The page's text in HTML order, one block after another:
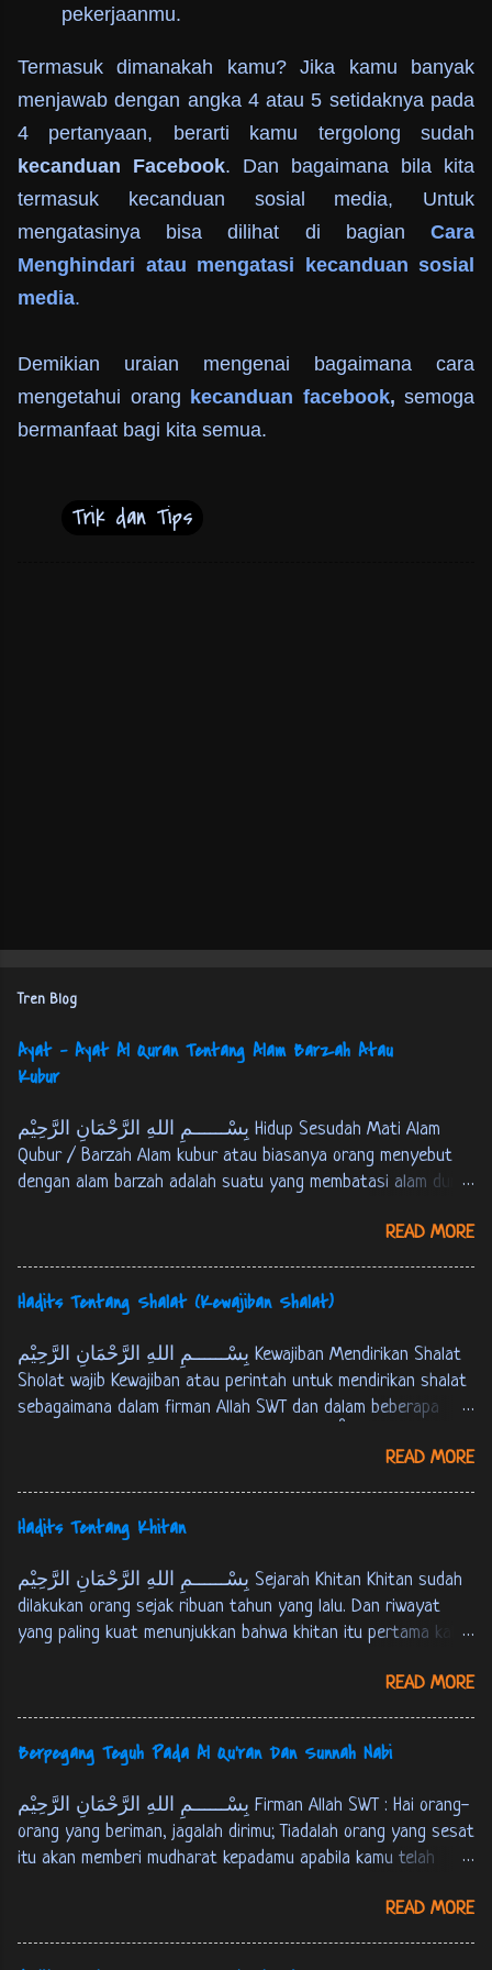
pekerjaanmu.
Termasuk dimanakah kamu? Jika kamu banyak
menjawab dengan angka 4 atau 5 setidaknya pada
4 pertanyaan, berarti kamu tergolong sudah
kecanduan Facebook. Dan bagaimana bila kita
termasuk kecanduan sosial media, Untuk
mengatasinya bisa dilihat di bagian Cara
Menghindari atau mengatasi kecanduan sosial
media.
Demikian uraian mengenai bagaimana cara
mengetahui orang kecanduan facebook, semoga
bermanfaat bagi kita semua.
Trik dan Tips
Tren Blog
Ayat - Ayat Al Quran Tentang Alam Barzah Atau
Kubur
بِسْــــــمِ اللهِ الرَّحْمَانِ الرَّحِيْم Hidup Sesudah Mati Alam
Qubur / Barzah Alam kubur atau biasanya orang menyebut
dengan alam barzah adalah suatu yang membatasi alam dunia
berada pada alam kubur atau alam barzah, yaitu masa
setelah manusia mati sampai hari kiamat atau tempat
persinggahan pertama menuju akherat. Berikut ini Firman
Allah SWT tentang alam kubur : كُلُّ نَفْسٍ ذَائِقَةُ اْلمَوْتِ، وَ
نَبْلُوْكُمْ بِالشَّرّ وَ اْلخَيْرِ فِتْنَةً، وَ اِلَيْنَا تُرْجَعُوْنَ. الانبياء:35 Tiap-
tiap yang berjiwa akan merasakan mati. Kami akan menguji
kamu dengan keburukan dan kebaikan sebagai cobaan (yang
sebenar-benarnya). Dan hanya kepada Kamilah kamu
READ MORE
Hadits Tentang Shalat (Kewajiban Shalat)
بِسْــــــمِ اللهِ الرَّحْمَانِ الرَّحِيْم Kewajiban Mendirikan Shalat
Sholat wajib Kewajiban atau perintah untuk mendirikan shalat
sebagaimana dalam firman Allah SWT dan dalam beberapa
14] فَاَقِيْمُوا الصَّلوةَ، اِنَّ الصَّلوةَ كَانَتْ عَلَى اْلمُؤْمِنِيْنَ كِتَابًا
مَوْقُوْتًا. النساء: 103 M aka dirikanlah shalat, sesungguhnya
shalat itu adalah kewajiban yang telah ditentukan waktunya
atas orang-orang yang beriman. [QS. An-Nisaa' : 103] عَنْ عَبْدِ
اللهِ بْنِ عُمَرَ قَالَ: قَالَ رَسُوْلُ اللهِ ص: بُنِيَ اْلاِسْلاَمُ عَلَى
خَمْسٍ: شَهَادَةِ اَنْ لاَ اِلهَ اِلاَّ اللهُ وَ اَنَّ مُحَمَّدًا رَسُوْلُ اللهِ، وَ
اِقَامِ الصَّلاَةِ، وَ اِيْتَاءِ الزَّكَاةِ، وَ حَجّ اْلبَيْتِ وَ صَوْمِ رَمَضَانَ.
“Islam itu terd...
READ MORE
Hadits Tentang Khitan
بِسْــــــمِ اللهِ الرَّحْمَانِ الرَّحِيْم Sejarah Khitan Khitan sudah
dilakukan orang sejak ribuan tahun yang lalu. Dan riwayat
yang paling kuat menunjukkan bahwa khitan itu pertama kali
عَنْ اَبِي هُرَيْرَةَ اَنَّ رَسُوْلَ اللهِ ص قَالَ: اخْتَتَنَ اِبْرَاهِيْمُ عَلَيْهِ
السَّلاَمُ بَعْدَ ثَمَانِيْنَ سَنَةً وَاخْتَتَنَ بِالْقَدُوْمِ. البخارى 7: 143 Dari
Abu Hurairah bahwasanya Rasulullah SAW bersabda, "Nabi
Ibrahim AS berkhitan setelah berusia delapan puluh tahun
dan beliau khitan dengan menggunakan kampak”. [HR. Bukhari
juz 7, hal. 143] عَنْ اَبِي هُرَيْرَةَ قَالَ: قَالَ رَسُوْلُ اللهِ ص:
اخْتَتَنَ اِبْرَاهِيْمُ النَّبِيُّ عَلَيْهِ السَّلاَمُ وَ هُوَ ابْنُ ثَمَانِيْنَ سَنَةً
بِالْقَدُوْمِ. مسلم 4: 1839 Dari Abu Hurairah, ia berkata;
Rasulullah SAW bersabda, "Nabi Ibrahim 'AS berkhitan saat
kampak". [HR. Muslim juz 4, hal. 1839]
READ MORE
Berpegang Teguh Pada Al Qu'ran Dan Sunnah Nabi
بِسْــــــمِ اللهِ الرَّحْمَانِ الرَّحِيْم Firman Allah SWT : Hai orang-
orang yang beriman, jagalah dirimu; Tiadalah orang yang sesat
itu akan memberi mudharat kepadamu apabila kamu telah
semuanya, Maka Dia akan menerangkan kepadamu apa yang
telah kamu kerjakan. [QS. Al-Maaidah : 105] [*] Maksudnya:
kesesatan orang lain itu tidak akan memberi mudharat
READ MORE